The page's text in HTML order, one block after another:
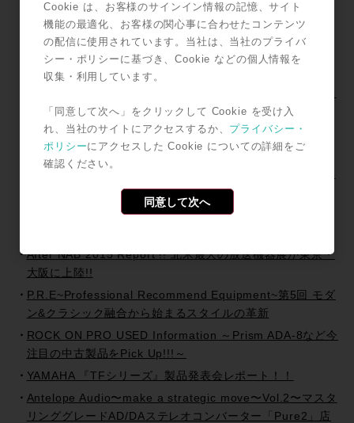
Pro Tools 2018.7 リリース！~Pro Tools Information
Pro Tools Information / 「MTRX + S6でモニターコント
ロール（日本語字幕版）」がYouTubeに追加！
Pro Tools HD Premium I/O Promotion~Focusrite~ !!
ゼント!!
JPPA / iZotope RXハンズオン・セミナー2017年も開催で
す!!
ませんか？『Track Maker Studio Desk』
Avid Creative Space Presents「Step Up! このProTools
After NAB 2015 Report !! 北米最大の放送機器展が東京・
大阪に上陸!!
P.R.E~Professional Recommend Equipment~第5回 モダ
ン&クラシック融合から始まるスタイルの革新
ROCK ON PRO USED Information ～Prism ADA-8など今
注目の中古製品をPick Up!!!～
YAMAHA 『TFシリーズ』製品発表会レポート！！
Antelope Audio〜make a strategic move〜Vol.2〜マスタ
リンググレードAD/DAステレオコンバーター「Pure2」店
Cookie は、お客様のサインイン情報の記憶、サイト
機能の最適化、お客様の関心事に合わせたコンテンツ
の配信に使用されています。当社は、当社のプライバ
シー・ポリシーに基づき、Cookie などの個人情報を
収集・利用しています。
「同意して次へ」をクリックして Cookie を受け入
れ、当社のサイトにアクセスするか、 プライバシー・
ポリシーにアクセスした Cookie についての詳細をご
確認ください。
同意して次へ